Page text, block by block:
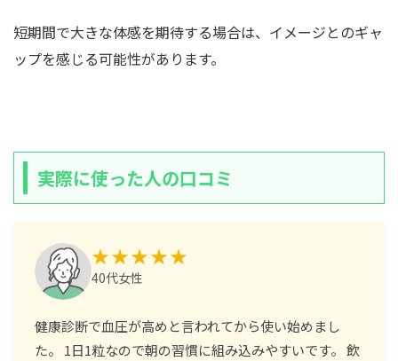
短期間で大きな体感を期待する場合は、イメージとのギャ
ップを感じる可能性があります。
実際に使った人の口コミ
★★★★★
40代女性
健康診断で血圧が高めと言われてから使い始めまし
た。 1日1粒なので朝の習慣に組み込みやすいです。 飲